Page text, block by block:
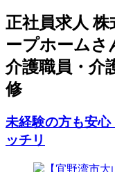
正社員求人 株
ープホームさ
介護職員・介
修
未経験の方も安
ッチリ